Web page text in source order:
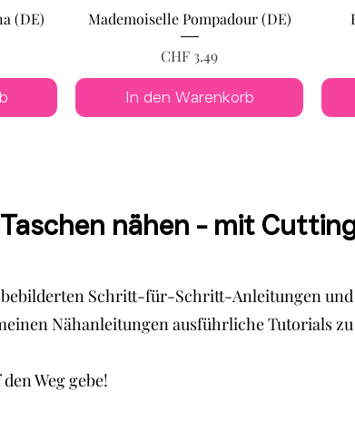
(DE)
Mademoiselle Pompadour (DE)
Preis
CHF 3.49
In den Warenkorb
nähen - mit
Schritt-für-Schritt-Anleitungen
Nähanleitungen ausführliche
Weg gebe!